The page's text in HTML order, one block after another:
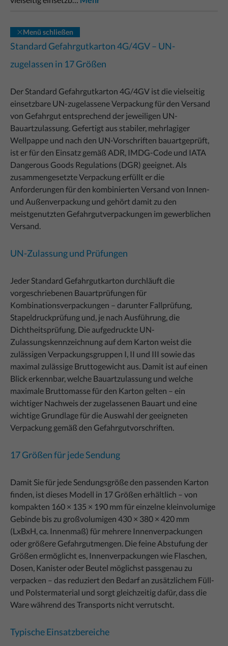
Menü schließen
Standard Gefahrgutkarton 4G/4GV – UN-
zugelassen in 17 Größen
Der Standard Gefahrgutkarton 4G/4GV ist die vielseitig
einsetzbare UN-zugelassene Verpackung für den Versand
von Gefahrgut entsprechend der jeweiligen UN-
Bauartzulassung. Gefertigt aus stabiler, mehrlagiger
Wellpappe und nach den UN-Vorschriften bauartgeprüft,
ist er für den Einsatz gemäß ADR, IMDG-Code und IATA
Dangerous Goods Regulations (DGR) geeignet. Als
zusammengesetzte Verpackung erfüllt er die
Anforderungen für den kombinierten Versand von Innen-
und Außenverpackung und gehört damit zu den
meistgenutzten Gefahrgutverpackungen im gewerblichen
Versand.
UN-Zulassung und Prüfungen
Jeder Standard Gefahrgutkarton durchläuft die
vorgeschriebenen Bauartprüfungen für
Kombinationsverpackungen – darunter Fallprüfung,
Stapeldruckprüfung und, je nach Ausführung, die
Dichtheitsprüfung. Die aufgedruckte UN-
Zulassungskennzeichnung auf dem Karton weist die
zulässigen Verpackungsgruppen I, II und III sowie das
maximal zulässige Bruttogewicht aus. Damit ist auf einen
Blick erkennbar, welche Bauartzulassung und welche
maximale Bruttomasse für den Karton gelten – ein
wichtiger Nachweis der zugelassenen Bauart und eine
wichtige Grundlage für die Auswahl der geeigneten
Verpackung gemäß den Gefahrgutvorschriften.
17 Größen für jede Sendung
Damit Sie für jede Sendungsgröße den passenden Karton
finden, ist dieses Modell in 17 Größen erhältlich – von
kompakten 160 × 135 × 190 mm für einzelne kleinvolumige
Gebinde bis zu großvolumigen 430 × 380 × 420 mm
(LxBxH, ca. Innenmaß) für mehrere Innenverpackungen
oder größere Gefahrgutmengen. Die feine Abstufung der
Größen ermöglicht es, Innenverpackungen wie Flaschen,
Dosen, Kanister oder Beutel möglichst passgenau zu
verpacken – das reduziert den Bedarf an zusätzlichem Füll-
und Polstermaterial und sorgt gleichzeitig dafür, dass die
Ware während des Transports nicht verrutscht.
Typische Einsatzbereiche